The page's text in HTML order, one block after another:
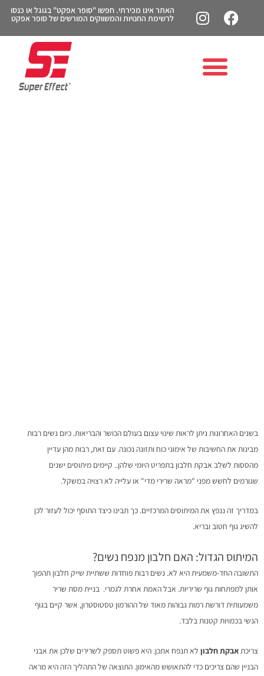
האתר אינו מכירתי. חפשו "סופר אפקט" בגוגל או כנסו
לרשימת החנויות והמשווקים המורשים של סופר אפקט
בשנים האחרונות ניתן לראות שינוי עצום בעולם הכושר והבריאות. כיום נשים רבות
מבינות את החשיבות של אימוני כוח ותזונה נכונה. עם זאת, רבות מהן עדיין
מהססות לשלב אבקת חלבון בתפריט היומי שלהן.. קיימים מיתוסים ישנים
שגורמים לחשש מפני "מראה שרירי מדי" או עלייה לא רצויה במשקל.
במדריך זה ננפץ את המיתוסים המרכזיים. כך תבינו כיצד התוסף יכול לעזור לכן
להשיג גוף חטוב ובריא.
המיתוס הגדול: האם חלבון מנפח נשים?
התשובה החד-משמעית היא לא. נשים רבות פוחדות ששתיית שייק חלבון תהפוך
אותן למפתחות גוף שריריות. אבל האמת אחרת לגמרי. בניית מסת שריר
משמעותית דורשת רמות גבוהות מאוד של ההורמון טסטוסטרון, אשר קיים בגוף
הנשי בכמויות קטנות בלבד.
צריכתאבקת חלבון לא תנפח אתכן. היא פשוט תספק לשרירים שלכן את אבני
הבניין שהם צריכים כדי להתאושש מהאימון. התוצאה של התהליך הזה היא מראה